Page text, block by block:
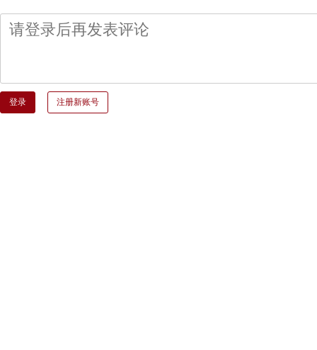
登录 注册新账号